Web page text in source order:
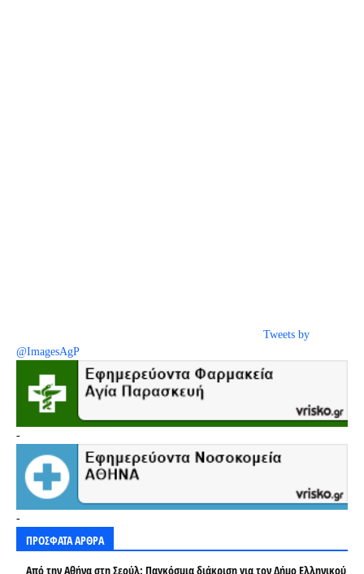
Tweets by
@ImagesAgP
-
-
ΠΡΟΣΦΑΤΑ ΑΡΘΡΑ
Από την Αθήνα στη Σεούλ: Παγκόσμια διάκριση για τον Δήμο Ελληνικού